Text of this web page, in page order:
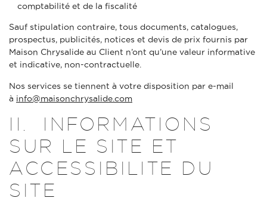
comptabilité et de la fiscalité
Sauf stipulation contraire, tous documents, catalogues,
prospectus, publicités, notices et devis de prix fournis par
Maison Chrysalide au Client n’ont qu’une valeur informative
et indicative, non-contractuelle.
Nos services se tiennent à votre disposition par e-mail
à info@maisonchrysalide.com
II. INFORMATIONS
SUR LE SITE ET
ACCESSIBILITE DU
SITE